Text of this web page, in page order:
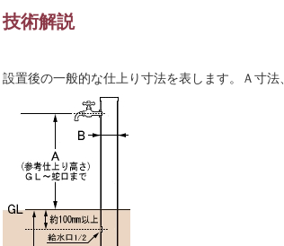
技術解説
設置後の一般的な仕上り寸法を表します。Ａ寸法